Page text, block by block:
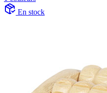
En stock